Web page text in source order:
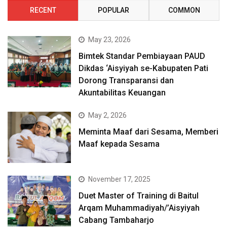
RECENT POPULAR COMMON
May 23, 2026
Bimtek Standar Pembiayaan PAUD
Dikdas ‘Aisyiyah se-Kabupaten Pati
Dorong Transparansi dan
Akuntabilitas Keuangan
May 2, 2026
Meminta Maaf dari Sesama, Memberi
Maaf kepada Sesama
November 17, 2025
Duet Master of Training di Baitul
Arqam Muhammadiyah/’Aisyiyah
Cabang Tambaharjo